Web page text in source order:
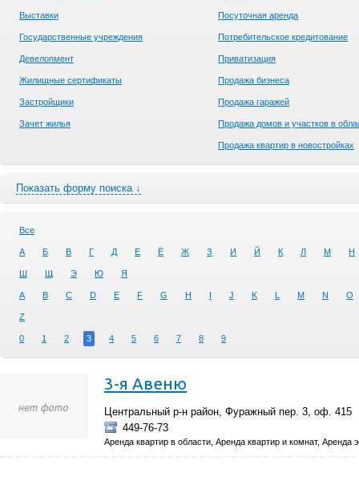
Выставки
Государственные учреждения
Девелопмент
Жилищные сертификаты
Застройщики
Зачет жилья
Посуточная аренда
Потребительское кредитование
Приватизация
Продажа бизнеса
Продажа гаражей
Продажа домов и участков в
Продажа квартир в новостройках
Показать форму поиска ↓
Все
А Б В Г Д Е Ё Ж З И Й К Л М Н
Ш Щ Э Ю Я
A B C D E F G H I J K L M N O
Z
0 1 2 3 4 5 6 7 8 9
3-я Авеню
Центральный р-н район, Фуражный пер. 3, оф. 415
449-76-73
Аренда квартир в области, Аренда квартир и комнат, Аренда